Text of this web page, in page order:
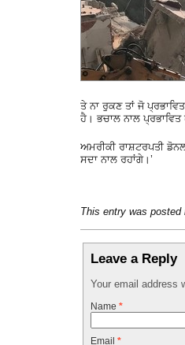
ਤੇ ਨਾ ਰੁਕਣ ਤਾਂ ਜੋ
ਹੈ। ਭਚਾਲ ਨਾਲ
ਅਮਰੀਕੀ ਰਾਸ਼ਟਰਪਤੀ
ਸਦਾ ਨਾਲ ਰਹਾਂਗੇ।’
This entry was posted
Leave a Reply
Your email address
Name *
Email *